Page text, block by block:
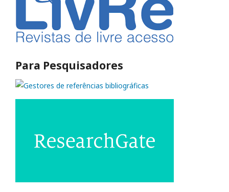
Para Pesquisadores